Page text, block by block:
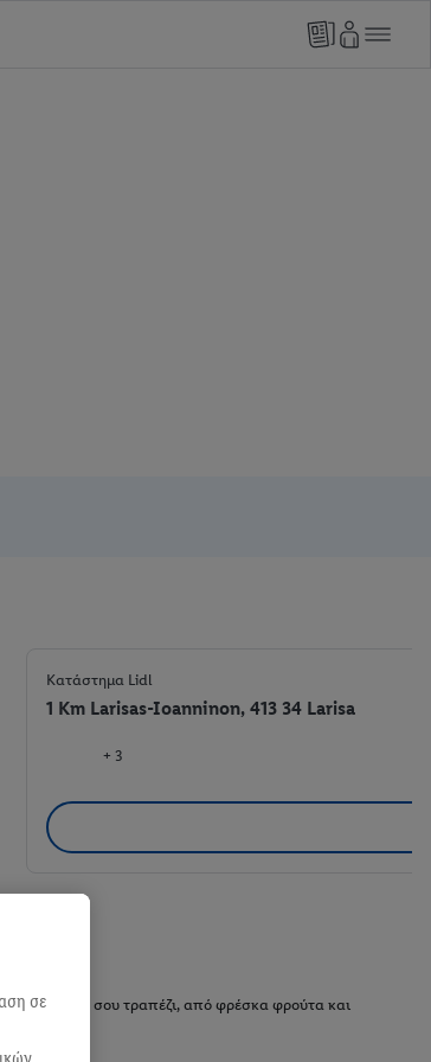
Κατάστημα Lidl
1 Km Larisas-Ioanninon, 413 34 Larisa
+ 3
καθημερινό σου τραπέζι, από φρέσκα φρούτα και
σε